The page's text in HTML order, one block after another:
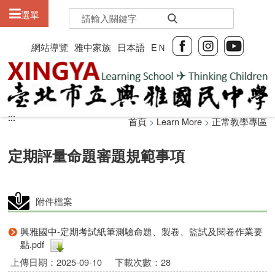
網站導覽 雅中家族 日本語 EＮ
選單
:::
:::
定期評量命題審題規範事項
首頁>Learn More>正常教學專區
附件檔案
興雅國中-定期考試紙筆測驗命題、製卷、監試及閱卷作業要
點.pdf
上傳日期：2025-09-10
下載次數：28